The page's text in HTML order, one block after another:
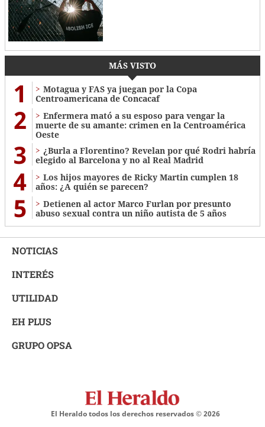
MÁS VISTO
1
Motagua y FAS ya juegan por la Copa
Centroamericana de Concacaf
2
Enfermera mató a su esposo para vengar la
muerte de su amante: crimen en la Centroamérica
Oeste
3
¿Burla a Florentino? Revelan por qué Rodri habría
elegido al Barcelona y no al Real Madrid
4
Los hijos mayores de Ricky Martin cumplen 18
años: ¿A quién se parecen?
5
Detienen al actor Marco Furlan por presunto
abuso sexual contra un niño autista de 5 años
NOTICIAS
INTERÉS
UTILIDAD
EH PLUS
GRUPO OPSA
El Heraldo todos los derechos reservados ©2026